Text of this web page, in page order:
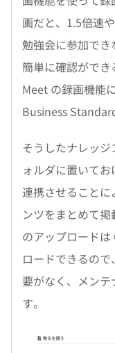
画だと、1.5倍速
勉強会に参加で
簡単に確認がで
Meet の録画機能
Business
そうしたナレッ
ォルダに置いて
連携させること
ンツをまとめて
のアップロード
ロードできるの
要がなく、メン
す。